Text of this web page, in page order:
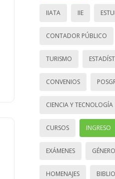
IIATA IIE
CONTADOR PÚBLICO
TURISMO
CONVENIOS
CIENCIA Y TECNOLOGÍA
CURSOS INGRESO
EXÁMENES GÉNERO
HOMENAJES